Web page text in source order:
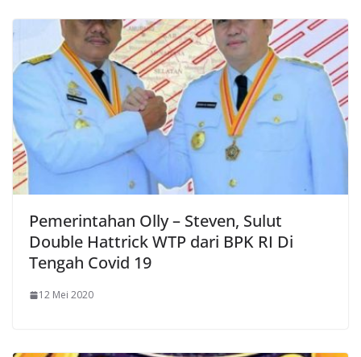
Pemerintahan Olly – Steven, Sulut
Double Hattrick WTP dari BPK RI Di
Tengah Covid 19
12 Mei 2020